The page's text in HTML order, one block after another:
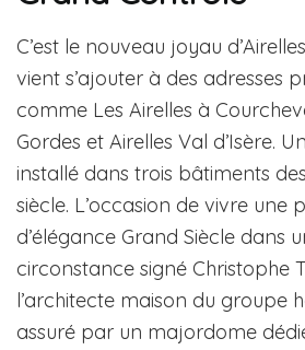
C’est le nouveau joyau
vient s’ajouter à des adresses
comme Les Airelles à
Gordes et Airelles Val d’Isère.
installé dans trois bâtiments
siècle. L’occasion de vivre une
d’élégance Grand Siècle dans
circonstance signé Christophe
l’architecte maison du groupe
assuré par un majordome